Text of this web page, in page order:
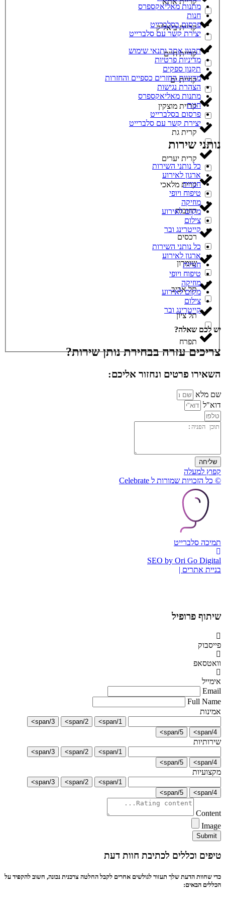
קריית ביאליק
קריית חיים
קריית ים
קריית מוצקין
קרית גת
קרית יערים
קרית מלאכי
רחובות
רכסים
שומרון
תל אביב
תל ציון
תפרח
מתנות מאליאקספרס
חנות
פרסום בסלברייט
יצירת קשר עם סלברייט
תקנון אתר ותנאי שימוש
מדיניות פרטיות
תקנון ספקים
מדיניות החזרים כספיים והחזרות
הצהרת נגישות
מתנות מאליאקספרס
חנות
פרסום בסלברייט
יצירת קשר עם סלברייט
נותני שירות
כל נותני השירות
ארגון לאירוע
חנויות
טיפוח ויופי
מוזיקה
מקום לאירוע
צילום
קייטרינג ובר
כל נותני השירות
ארגון לאירוע
חנויות
טיפוח ויופי
מוזיקה
מקום לאירוע
צילום
קייטרינג ובר
יש לכם שאלה?
צריכים עזרה בבחירת נותן שירות?
השאירו פרטים ונחזור אליכם:
שם מלא
דוא"ל
שליחה
קפוץ למעלה
© כל הזכויות שמורות ל Celebrate
תמיכה סלברייט
SEO by Ori Go Digital
בניית אתרים |
שיתוף פרופיל
פייסבוק
וואטסאפ
אימייל
Email
Full Name
אמינות
1/span>
2/span>
3/span>
4/span>
5/span>
שירותיות
1/span>
2/span>
3/span>
4/span>
5/span>
מקצועיות
1/span>
2/span>
3/span>
4/span>
5/span>
Content
Image
Submit
טיפים וכללים לכתיבת חוות דעת
כדי שחוות הדעת שלך תעזור לגולשים אחרים לקבל החלטה צרכנית נכונה, חשוב להקפיד על
הכללים הבאים: